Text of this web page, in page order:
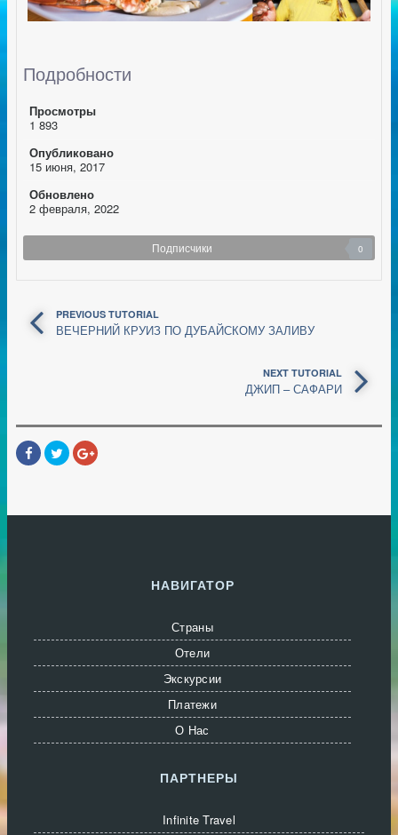
Подробности
Просмотры
1 893
Опубликовано
15 июня, 2017
Обновлено
2 февраля, 2022
Подписчики 0
PREVIOUS TUTORIAL
ВЕЧЕРНИЙ КРУИЗ ПО ДУБАЙСКОМУ ЗАЛИВУ
NEXT TUTORIAL
ДЖИП – САФАРИ
НАВИГАТОР
Страны
Отели
Экскурсии
Платежи
О Нас
ПАРТНЕРЫ
Infinite Travel